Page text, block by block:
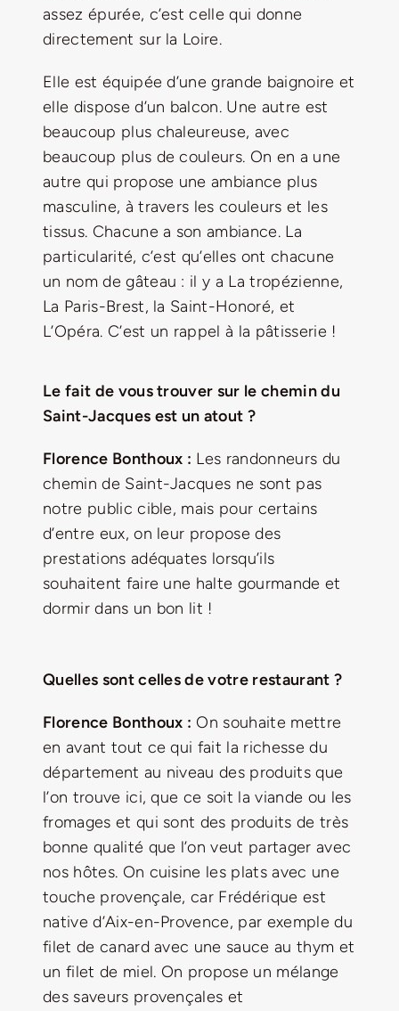
assez épurée, c’est celle qui donne
directement sur la Loire.
Elle est équipée d’une grande baignoire et
elle dispose d’un balcon. Une autre est
beaucoup plus chaleureuse, avec
beaucoup plus de couleurs. On en a une
autre qui propose une ambiance plus
masculine, à travers les couleurs et les
tissus. Chacune a son ambiance. La
particularité, c’est qu’elles ont chacune
un nom de gâteau : il y a La tropézienne,
La Paris-Brest, la Saint-Honoré, et
L’Opéra. C’est un rappel à la pâtisserie !
Le fait de vous trouver sur le chemin du
Saint-Jacques est un atout ?
Florence Bonthoux : Les randonneurs du
chemin de Saint-Jacques ne sont pas
notre public cible, mais pour certains
d’entre eux, on leur propose des
prestations adéquates lorsqu’ils
souhaitent faire une halte gourmande et
dormir dans un bon lit !
Quelles sont celles de votre restaurant ?
Florence Bonthoux : On souhaite mettre
en avant tout ce qui fait la richesse du
département au niveau des produits que
l’on trouve ici, que ce soit la viande ou les
fromages et qui sont des produits de très
bonne qualité que l’on veut partager avec
nos hôtes. On cuisine les plats avec une
touche provençale, car Frédérique est
native d’Aix-en-Provence, par exemple du
filet de canard avec une sauce au thym et
un filet de miel. On propose un mélange
des saveurs provençales et